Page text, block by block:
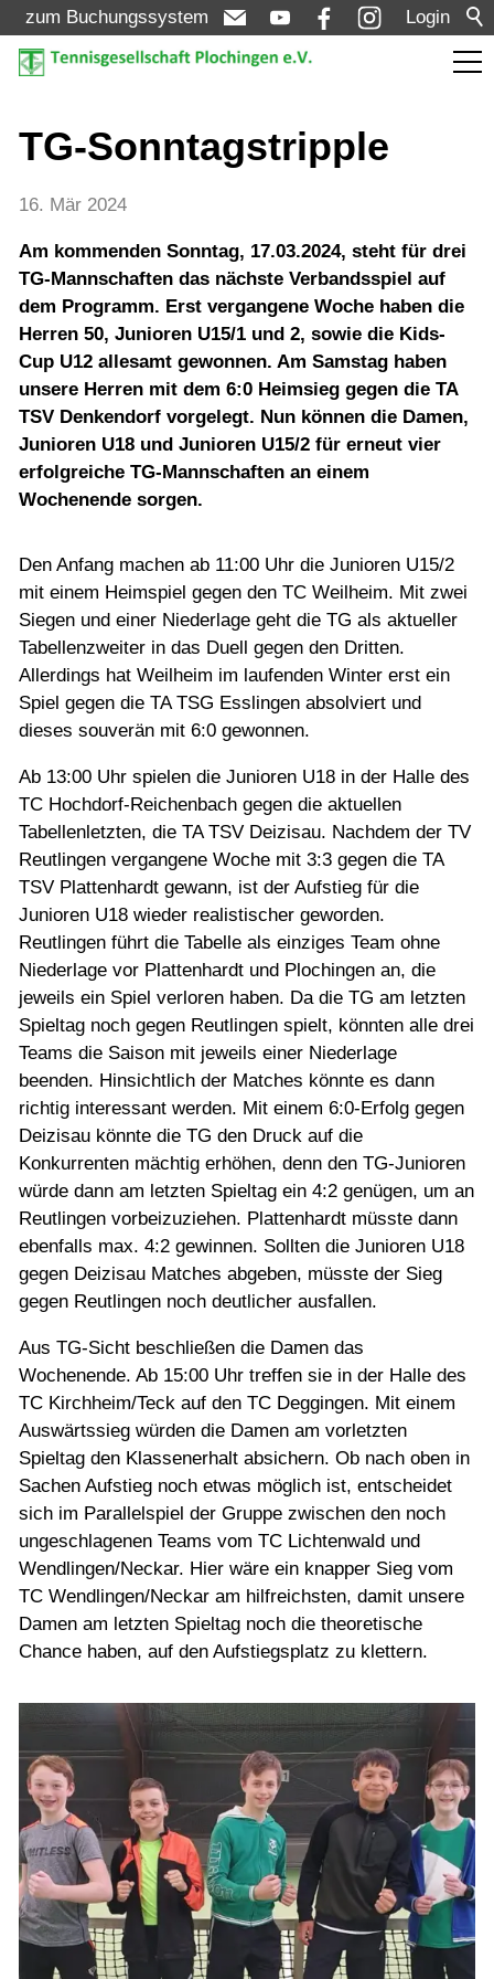
Login
zum Buchungssystem
Aktuelles
Turniere
Verein
Mannschaften
Jugend
Training
Gaststätte
TG-Sonntagstripple
16. Mär 2024
Am kommenden Sonntag, 17.03.2024, steht für drei
TG-Mannschaften das nächste Verbandsspiel auf
dem Programm. Erst vergangene Woche haben die
Herren 50, Junioren U15/1 und 2, sowie die Kids-
Cup U12 allesamt gewonnen. Am Samstag haben
unsere Herren mit dem 6:0 Heimsieg gegen die TA
TSV Denkendorf vorgelegt. Nun können die Damen,
Junioren U18 und Junioren U15/2 für erneut vier
erfolgreiche TG-Mannschaften an einem
Wochenende sorgen.
Den Anfang machen ab 11:00 Uhr die Junioren U15/2
mit einem Heimspiel gegen den TC Weilheim. Mit zwei
Siegen und einer Niederlage geht die TG als aktueller
Tabellenzweiter in das Duell gegen den Dritten.
Allerdings hat Weilheim im laufenden Winter erst ein
Spiel gegen die TA TSG Esslingen absolviert und
dieses souverän mit 6:0 gewonnen.
Ab 13:00 Uhr spielen die Junioren U18 in der Halle des
TC Hochdorf-Reichenbach gegen die aktuellen
Tabellenletzten, die TA TSV Deizisau. Nachdem der TV
Reutlingen vergangene Woche mit 3:3 gegen die TA
TSV Plattenhardt gewann, ist der Aufstieg für die
Junioren U18 wieder realistischer geworden.
Reutlingen führt die Tabelle als einziges Team ohne
Niederlage vor Plattenhardt und Plochingen an, die
jeweils ein Spiel verloren haben. Da die TG am letzten
Spieltag noch gegen Reutlingen spielt, könnten alle drei
Teams die Saison mit jeweils einer Niederlage
beenden. Hinsichtlich der Matches könnte es dann
richtig interessant werden. Mit einem 6:0-Erfolg gegen
Deizisau könnte die TG den Druck auf die
Konkurrenten mächtig erhöhen, denn den TG-Junioren
würde dann am letzten Spieltag ein 4:2 genügen, um an
Reutlingen vorbeizuziehen. Plattenhardt müsste dann
ebenfalls max. 4:2 gewinnen. Sollten die Junioren U18
gegen Deizisau Matches abgeben, müsste der Sieg
gegen Reutlingen noch deutlicher ausfallen.
Aus TG-Sicht beschließen die Damen das
Wochenende. Ab 15:00 Uhr treffen sie in der Halle des
TC Kirchheim/Teck auf den TC Deggingen. Mit einem
Auswärtssieg würden die Damen am vorletzten
Spieltag den Klassenerhalt absichern. Ob nach oben in
Sachen Aufstieg noch etwas möglich ist, entscheidet
sich im Parallelspiel der Gruppe zwischen den noch
ungeschlagenen Teams vom TC Lichtenwald und
Wendlingen/Neckar. Hier wäre ein knapper Sieg vom
TC Wendlingen/Neckar am hilfreichsten, damit unsere
Damen am letzten Spieltag noch die theoretische
Chance haben, auf den Aufstiegsplatz zu klettern.